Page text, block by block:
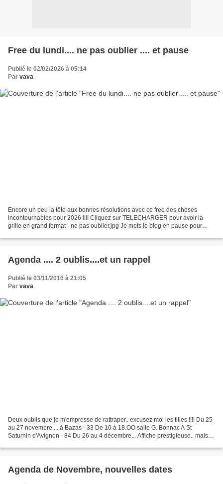
Free du lundi.... ne pas oublier .... et pause
Publié le 02/02/2026 à 05:14
Par vava
Encore un peu la tête aux bonnes résolutions avec ce free des choses
incontournables pour 2026 !!!! Cliquez sur TELECHARGER pour avoir la
grille en grand format - ne pas oublier.jpg Je mets le blog en pause pour
Agenda .... 2 oublis....et un rappel
Publié le 03/11/2016 à 21:05
Par vava
Deux oublis que je m'empresse de rattraper.. excusez moi les filles !!!! Du 25
au 27 novembre.... à Bazas - 33 De 10 à 18.OO salle G. Bonnac A St
Saturnin d'Avignon - 84 Du 26 au 4 décembre... Affiche prestigieuse.. mais
Agenda de Novembre, nouvelles dates